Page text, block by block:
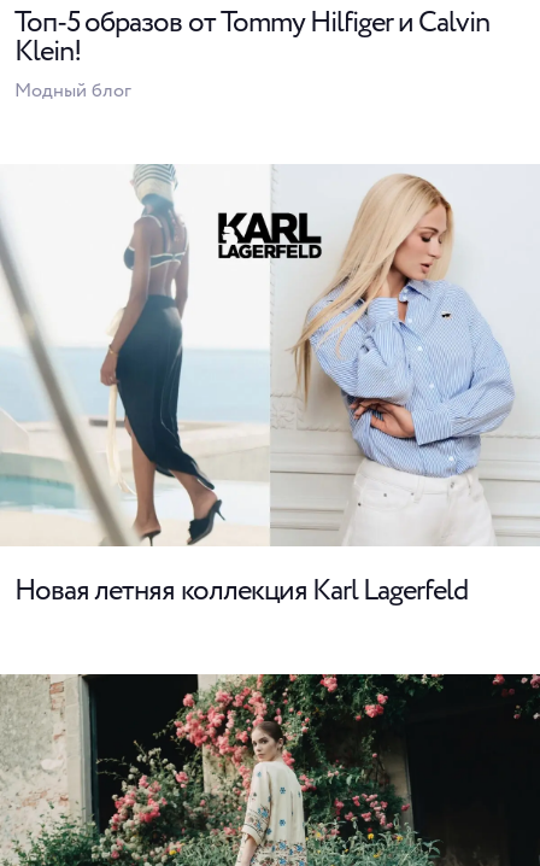
Топ-5 образов от Tommy Hilfiger и Calvin
Klein!
Модный блог
Новая летняя коллекция Karl Lagerfeld